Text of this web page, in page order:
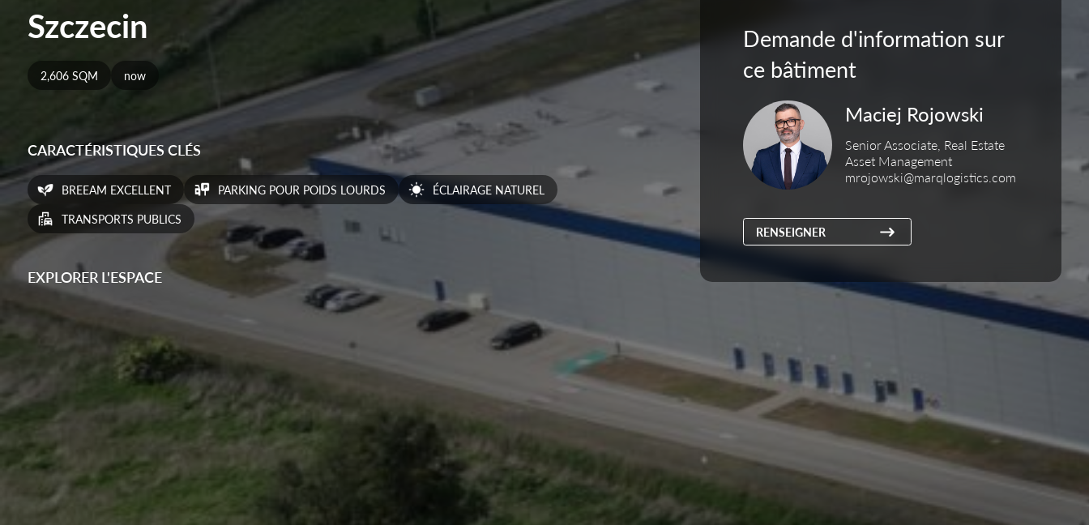
Szczecin
2,606 SQM now
CARACTÉRISTIQUES CLÉS
BREEAM EXCELLENT PARKING POUR POIDS LOURDS
ÉCLAIRAGE NATUREL
TRANSPORTS PUBLICS
EXPLORER L'ESPACE
Demande d'information sur
ce bâtiment
Maciej Rojowski
Senior Associate, Real Estate
Asset Management
mrojowski@marqlogistics.com
RENSEIGNER